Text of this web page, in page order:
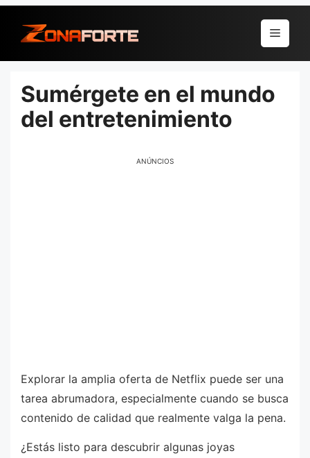
para
conteúdo
Menu
Sumérgete en el mundo
del entretenimiento
ANÚNCIOS
Explorar la amplia oferta de Netflix puede ser una
tarea abrumadora, especialmente cuando se busca
contenido de calidad que realmente valga la pena.
¿Estás listo para descubrir algunas joyas